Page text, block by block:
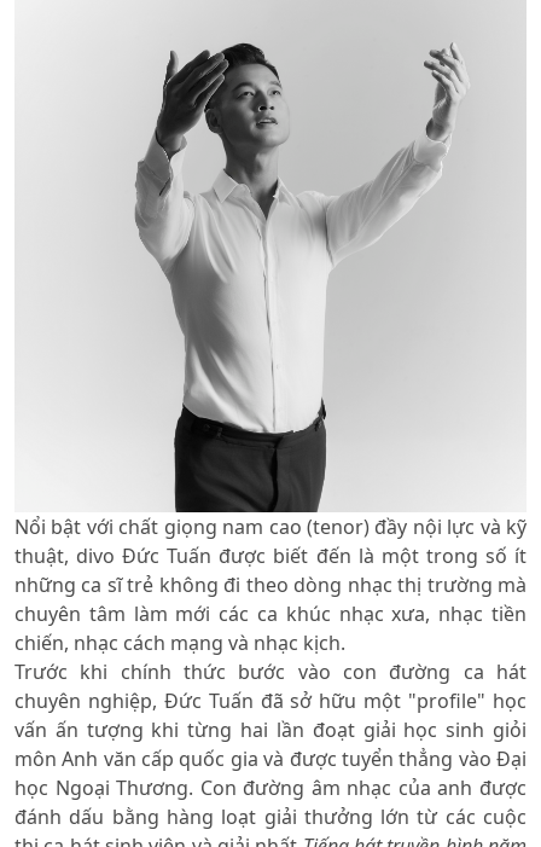
Nổi bật với chất giọng nam cao (tenor) đầy nội lực và kỹ
thuật, divo Đức Tuấn được biết đến là một trong số ít
những ca sĩ trẻ không đi theo dòng nhạc thị trường mà
chuyên tâm làm mới các ca khúc nhạc xưa, nhạc tiền
chiến, nhạc cách mạng và nhạc kịch.
Trước khi chính thức bước vào con đường ca hát
chuyên nghiệp, Đức Tuấn đã sở hữu một "profile" học
vấn ấn tượng khi từng hai lần đoạt giải học sinh giỏi
môn Anh văn cấp quốc gia và được tuyển thẳng vào Đại
học Ngoại Thương. Con đường âm nhạc của anh được
đánh dấu bằng hàng loạt giải thưởng lớn từ các cuộc